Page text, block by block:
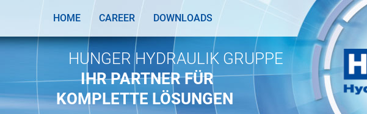
HOME CAREER DOWNLOADS
HUNGER HYDRAULIK GRUPPE
IHR PARTNER FÜR
KOMPLETTE LÖSUNGEN